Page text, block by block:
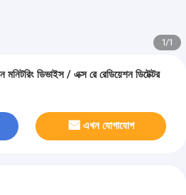
1/1
ডিভাইস / এক্স রে রেডিয়েশন ডিটেক্টর
এখন যোগাযোগ